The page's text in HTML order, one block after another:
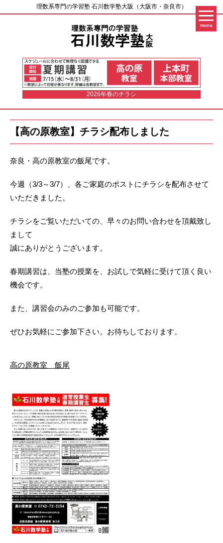
menu
理数系専門の学習塾 石川数学塾大阪（大阪市・奈良市）
2026年春のチラシ
【高の原教室】チラシ配布しました
奈良・高の原教室の飯尾です。
今週（3/3～3/7）、各ご家庭のポストにチラシを配布させて
いただきました。
チラシをご覧いただいての、早々のお問い合わせを頂戴致し
まして
誠にありがとうございます。
春期講習は、当塾の授業を、お試しで気軽に受けて頂く良い
機会です。
また、講習会のみのご参加も可能です。
ぜひお気軽にご参加下さい。お待ちしております。
高の原教室 飯尾